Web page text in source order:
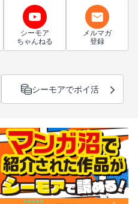
シーモア
ちゃんねる
メルマガ
登録
シーモアでポイ活